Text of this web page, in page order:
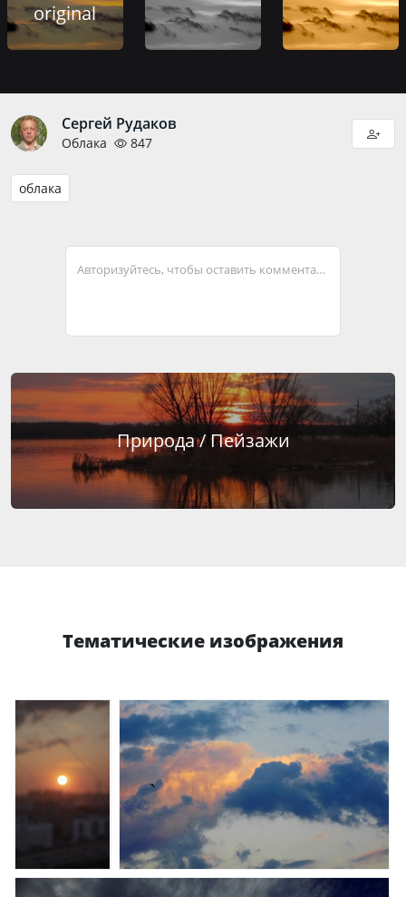
original
Сергей Рудаков
Облака 847
облака
Авторизуйтесь, чтобы оставить комментарий
Природа / Пейзажи
Тематические изображения